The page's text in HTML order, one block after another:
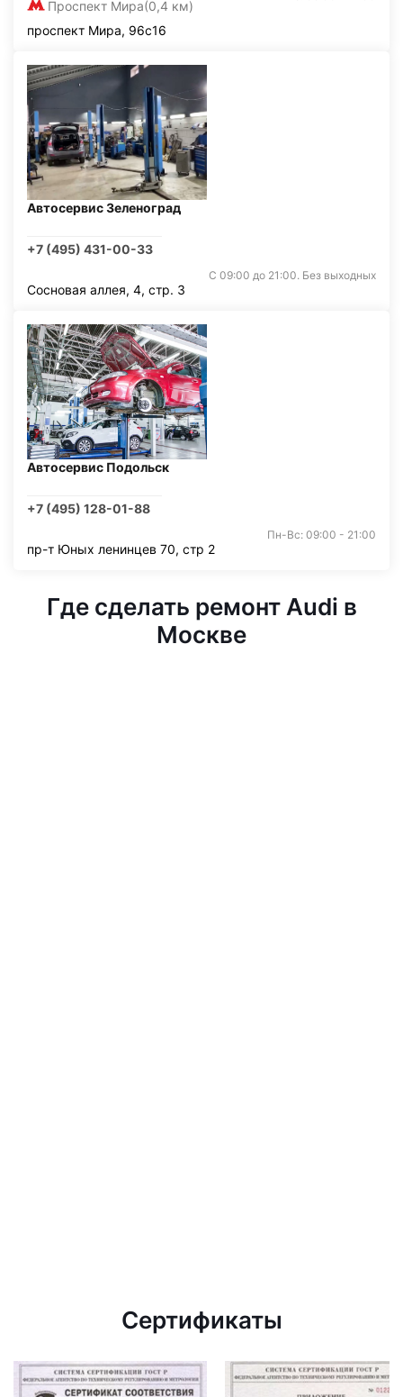
Проспект Мира(0,4 км)
проспект Мира, 96с16
Автосервис Зеленоград
+7 (495) 431-00-33
С 09:00 до 21:00. Без выходных
Сосновая аллея, 4, стр. 3
Автосервис Подольск
+7 (495) 128-01-88
Пн-Вс: 09:00 - 21:00
пр-т Юных ленинцев 70, стр 2
Где сделать ремонт Audi в
Москве
Сертификаты